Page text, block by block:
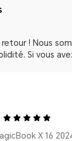
retour ! Nous
Si vous